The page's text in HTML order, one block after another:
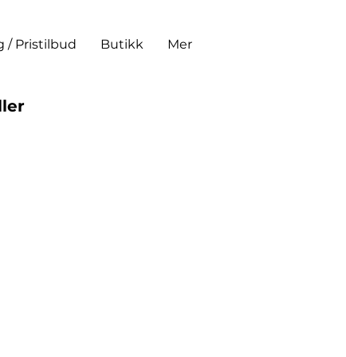
/ Pristilbud Butikk Mer